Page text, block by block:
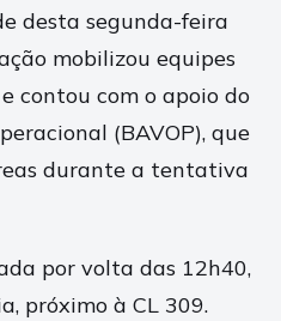
desta segunda-feira
mobilizou equipes
contou com o apoio do
(BAVOP), que
durante a tentativa
por volta das 12h40,
próximo à CL 309.